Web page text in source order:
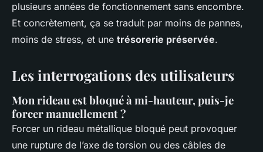
plusieurs années de fonctionnement sans encombre.
Et concrètement, ça se traduit par moins de pannes,
moins de stress, et une trésorerie préservée.
Les interrogations des utilisateurs
Mon rideau est bloqué à mi-hauteur, puis-je
forcer manuellement ?
Forcer un rideau métallique bloqué peut provoquer
une rupture de l’axe de torsion ou des câbles de